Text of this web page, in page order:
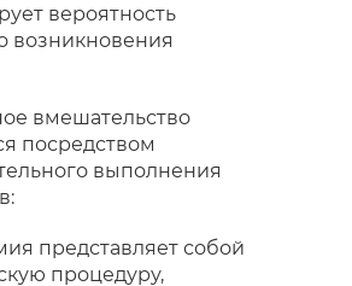
вероятность
возникновения
вмешательство
посредством
выполнения
представляет собой
процедуру,